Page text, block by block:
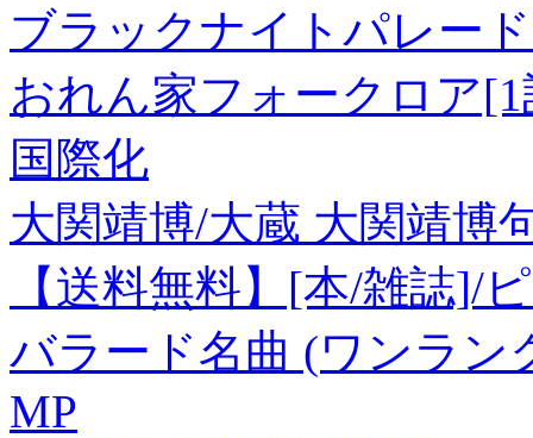
ブラックナイトパレー
おれん家フォークロア[1
国際化
大関靖博/大蔵 大関靖博
【送料無料】[本/雑誌]/
バラード名曲 (ワンラン
MP